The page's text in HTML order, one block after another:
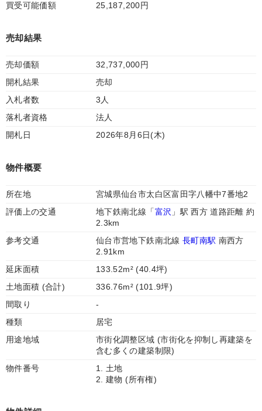
買受可能価額
25,187,200円
売却結果
売却価額
32,737,000円
開札結果
売却
入札者数
3人
落札者資格
法人
開札日
2026年8月6日(木)
物件概要
所在地
宮城県仙台市太白区富田字八幡中7番地2
評価上の交通
地下鉄南北線「富沢 」駅 西方 道路距離 約
2.3km
参考交通
仙台市営地下鉄南北線 長町南駅 南西方
2.91km
延床面積
133.52m² (40.4坪)
土地面積 (合計)
336.76m² (101.9坪)
間取り
-
種類
居宅
用途地域
市街化調整区域 (市街化を抑制し再建築を
含む多くの建築制限)
物件番号
1. 土地
2. 建物 (所有権)